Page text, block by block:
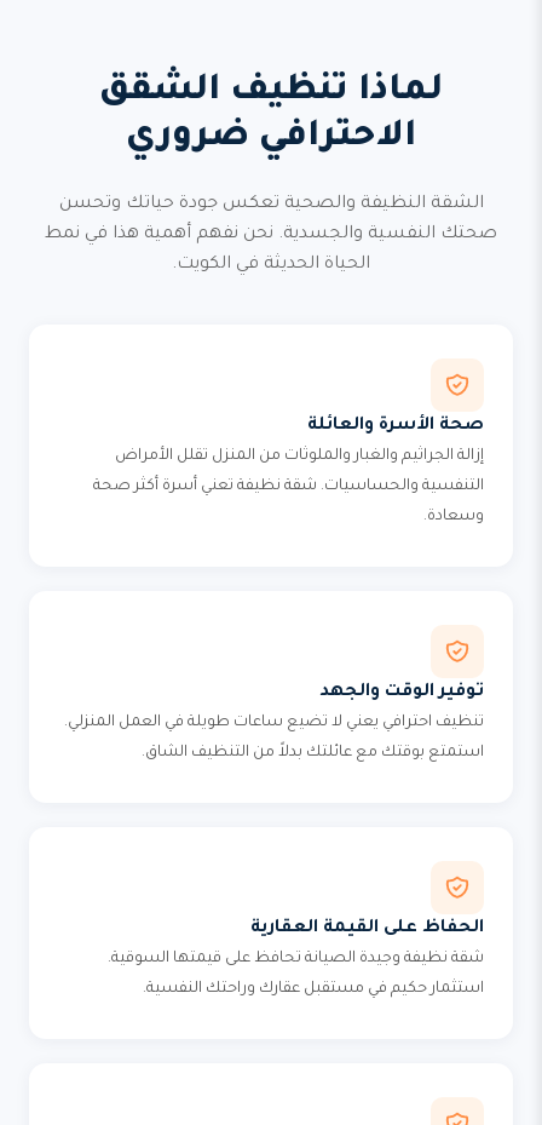
لماذا تنظيف الشقق
الاحترافي ضروري
الشقة النظيفة والصحية تعكس جودة حياتك وتحسن
صحتك النفسية والجسدية. نحن نفهم أهمية هذا في نمط
الحياة الحديثة في الكويت.
صحة الأسرة والعائلة
إزالة الجراثيم والغبار والملوثات من المنزل تقلل الأمراض
التنفسية والحساسيات. شقة نظيفة تعني أسرة أكثر صحة
وسعادة.
توفير الوقت والجهد
تنظيف احترافي يعني لا تضيع ساعات طويلة في العمل المنزلي.
استمتع بوقتك مع عائلتك بدلاً من التنظيف الشاق.
الحفاظ على القيمة العقارية
شقة نظيفة وجيدة الصيانة تحافظ على قيمتها السوقية.
استثمار حكيم في مستقبل عقارك وراحتك النفسية.